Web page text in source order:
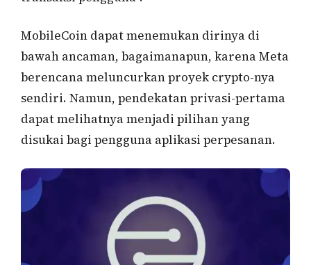
MobileCoin dapat menemukan dirinya di
bawah ancaman, bagaimanapun, karena Meta
berencana meluncurkan proyek crypto-nya
sendiri. Namun, pendekatan privasi-pertama
dapat melihatnya menjadi pilihan yang
disukai bagi pengguna aplikasi perpesanan.